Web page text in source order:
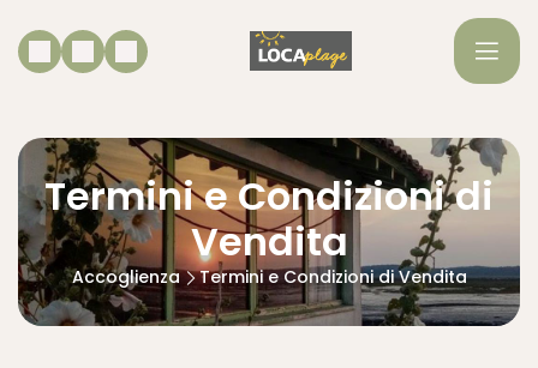
Termini e Condizioni di
Vendita
Accoglienza Termini e Condizioni di Vendita